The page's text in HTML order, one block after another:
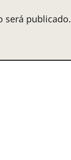
será publicado.